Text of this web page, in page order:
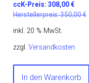
ccK-Preis:308,00€
Herstellerpreis:350,00€
inkl. 20 % MwSt.
zzgl.Versandkosten
In den Warenkorb